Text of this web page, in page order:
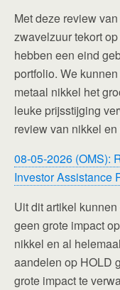
Met deze review
zwavelzuur tekort
hebben een eind
portfolio. We
metaal nikkel het
leuke prijsstijging
review van nikkel
08-05-2026 (OMS):
Investor Assistance
Uit dit artikel
geen grote impact
nikkel en al
aandelen op HOLD
grote impact te